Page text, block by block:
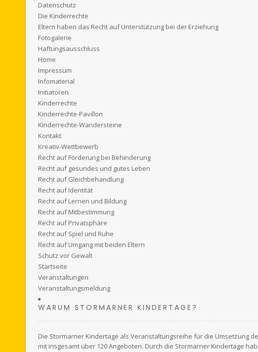
Datenschutz
Die Kinderrechte
Eltern haben das Recht auf Unterstützung bei der Erziehung
Fotogalerie
Haftungsausschluss
Home
Impressum
Infomaterial
Initiatoren
Kinderrechte
Kinderrechte-Pavillon
Kinderrechte-Wandersteine
Kontakt
Kreativ-Wettbewerb
Recht auf Förderung bei Behinderung
Recht auf gesundes und gutes Leben
Recht auf Gleichbehandlung
Recht auf Identität
Recht auf Lernen und Bildung
Recht auf Mitbestimmung
Recht auf Privatsphäre
Recht auf Spiel und Ruhe
Recht auf Umgang mit beiden Eltern
Schutz vor Gewalt
Startseite
Veranstaltungen
Veranstaltungsmeldung
WARUM STORMARNER KINDERTAGE?
Die Stormarner Kindertage als Veranstaltungsreihe für die Umsetzung
mit insgesamt über 120 Angeboten. Durch die Stormarner Kindertage